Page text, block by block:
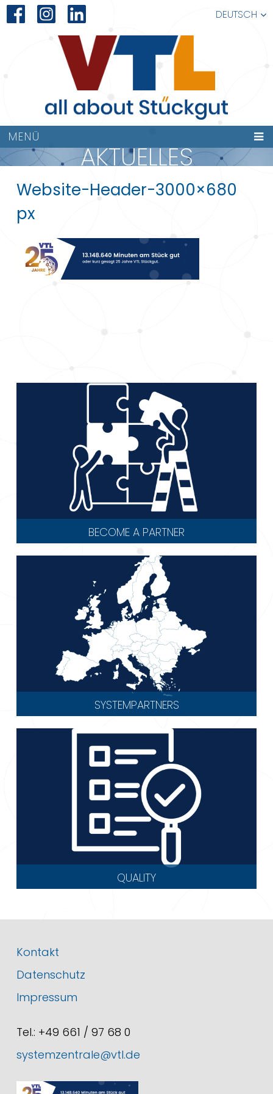
DEUTSCH
MENÜ
AKTUELLES
Website-Header-3000×680
px
BECOME A PARTNER
SYSTEMPARTNERS
QUALITY
Kontakt
Datenschutz
Impressum
Tel.: +49 661 / 97 68 0
systemzentrale@vtl.de